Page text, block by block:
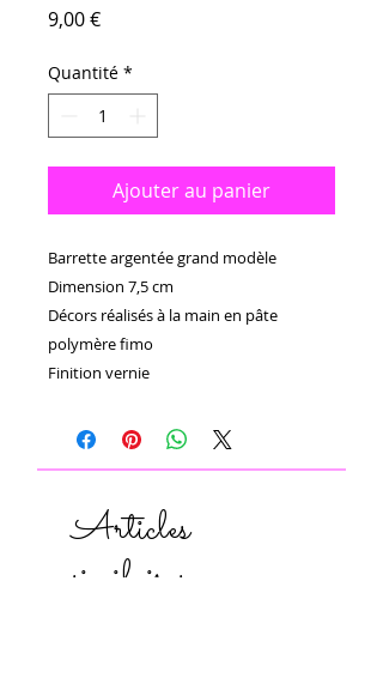
9,00 €Prix
Quantité *
Ajouter au panier
Barrette argentée grand modèle
Dimension 7,5 cm
Décors réalisés à la main en pâte
polymère fimo
Finition vernie
Articles
similaires